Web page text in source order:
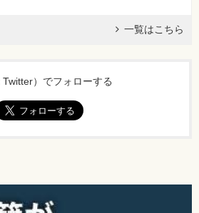
一覧はこちら
Twitter）でフォローする